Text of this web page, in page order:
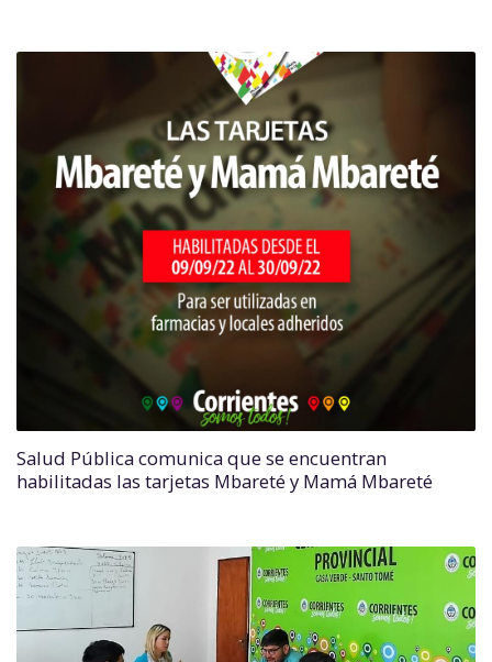
Salud Pública comunica que se encuentran
habilitadas las tarjetas Mbareté y Mamá Mbareté